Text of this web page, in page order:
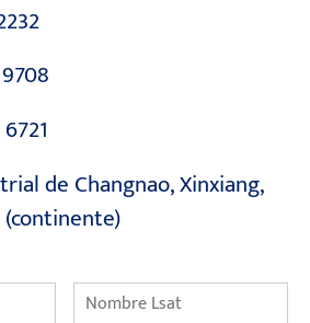
de Changnao, Xinxiang,
(continente)